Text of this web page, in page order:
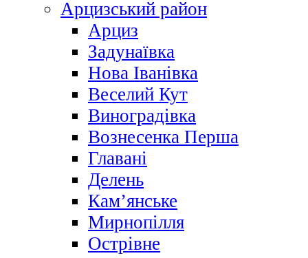
Арцизський район
Арциз
Задунаївка
Нова Іванівка
Веселий Кут
Виноградівка
Вознесенка Перша
Главані
Делень
Кам’янське
Мирнопілля
Острівне